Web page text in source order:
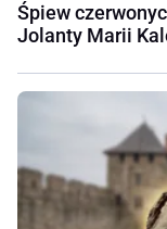
Śpiew
Jolanty Marii